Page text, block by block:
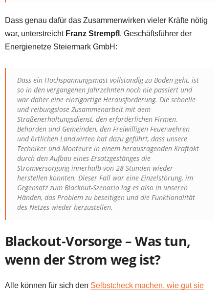
Dass genau dafür das Zusammenwirken vieler Kräfte nötig
war, unterstreicht Franz Strempfl , Geschäftsführer der
Energienetze Steiermark GmbH:
Dass ein Hochspannungsmast vollständig zu Boden geht, ist
so in den vergangenen Jahrzehnten noch nie passiert und
war daher eine einzigartige Herausforderung. Die schnelle
und reibungslose Zusammenarbeit mit dem
Straßenerhaltungsdienst, den erforderlichen Firmen,
Behörden und Gemeinden, den Freiwilligen Feuerwehren
und örtlichen Landwirten hat dazu geführt, dass unsere
Techniker und Monteure in einem herausragenden Kraftakt
durch den Aufbau eines Ersatzgestänges die
Stromversorgung innerhalb von 28 Stunden wieder
herstellen konnten. Dieser Fall war eine Einzelstörung, im
Gegensatz zum Blackout-Szenario lag es also in unseren
Händen, das Problem zu beseitigen und die Funktionalität
des Netzes wieder herzustellen.
Blackout-Vorsorge – Was tun,
wenn der Strom weg ist?
Alle können für sich den Selbstcheck machen, wie gut sie